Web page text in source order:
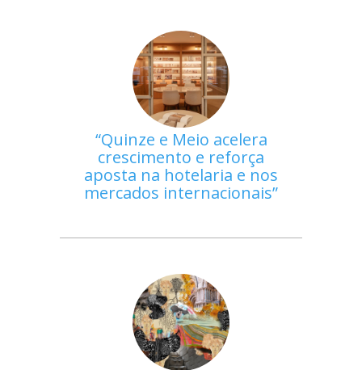
Quinze e Meio acelera
crescimento e reforça
aposta na hotelaria e nos
mercados internacionais